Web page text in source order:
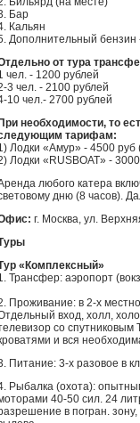
Бар
Кальян
Дополнительный бензин
от тура
чел. - 1200 рублей
3 чел. - 2100 рублей
10 чел.- 2700 рублей
При необходимости, то
тарифам:
Лодки «Амур» - 4500 руб
Лодки «RUSBOAT» -
любого катера
дню (8 часов).
г. Москва, ул.
«Комплексный»
Трансфер: аэропорт
Проживание: в 2-х
вход, холл,
со
и вся
Питание: 3-х разовое в
Рыбалка (охота):
40-50 сил. 24
в погран.